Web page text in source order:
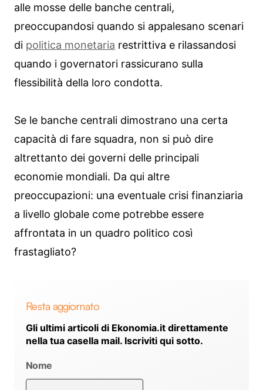
alle mosse delle banche centrali,
preoccupandosi quando si appalesano scenari
di politica monetaria restrittiva e rilassandosi
quando i governatori rassicurano sulla
flessibilità della loro condotta.
Se le banche centrali dimostrano una certa
capacità di fare squadra, non si può dire
altrettanto dei governi delle principali
economie mondiali. Da qui altre
preoccupazioni: una eventuale crisi finanziaria
a livello globale come potrebbe essere
affrontata in un quadro politico così
frastagliato?
Resta aggiornato
Gli ultimi articoli di Ekonomia.it direttamente
nella tua casella mail. Iscriviti qui sotto.
Nome